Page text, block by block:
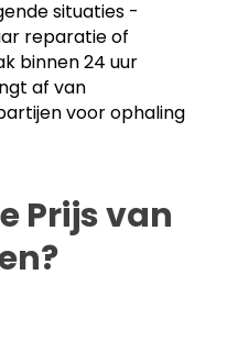
situaties -
reparatie of
binnen 24 uur
af van
voor ophaling
Prijs van